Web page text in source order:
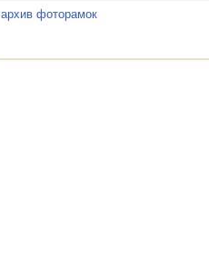
архив фоторамок